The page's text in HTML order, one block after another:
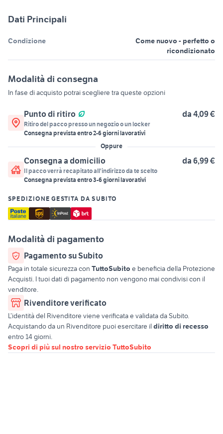
Dati Principali
Condizione
Come nuovo - perfetto o
ricondizionato
Modalità di consegna
In fase di acquisto potrai scegliere tra queste opzioni
Punto di ritiro da 4,09 €
Ritiro del pacco presso un negozio o un locker
Consegna prevista entro2-6giorni lavorativi
Oppure
Consegna a domicilio da 6,99 €
Il pacco verrà recapitato all'indirizzo da te scelto
Consegna prevista entro3-6giorni lavorativi
SPEDIZIONE GESTITA DA SUBITO
Modalità di pagamento
Pagamento su Subito
Paga in totale sicurezza con TuttoSubito e beneficia della Protezione
Acquisti. I tuoi dati di pagamento non vengono mai condivisi con il
venditore.
Rivenditore verificato
L’identità del Rivenditore viene verificata e validata da Subito.
Acquistando da un Rivenditore puoi esercitare il diritto di recesso
entro 14 giorni.
Scopri di più sul nostro servizio TuttoSubito